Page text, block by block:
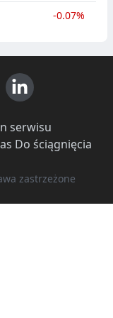
-0.07%
serwisu
Do ściągnięcia
zastrzeżone